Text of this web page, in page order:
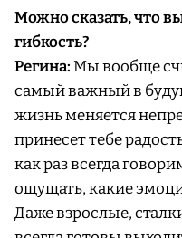
Можно сказать, что
гибкость?
Регина:Мы вообще
самый важный в
жизнь меняется
принесет тебе
как раз всегда
ощущать, какие
Даже взрослые,